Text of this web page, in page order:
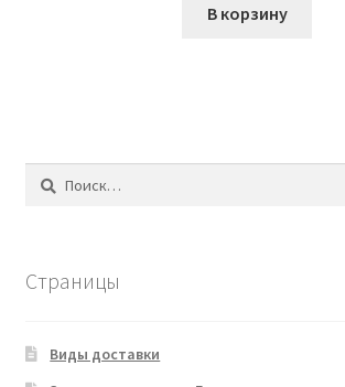
В корзину
Найти:
Страницы
Виды доставки